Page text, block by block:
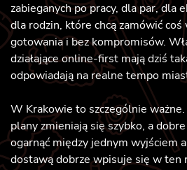
zabieganych po pracy, dla par, dla
dla rodzin, które chcą zamówić
gotowania i bez kompromisów.
działające online-first mają dziś
odpowiadają na realne tempo
W Krakowie to szczególnie
plany zmieniają się szybko, a
ogarnąć między jednym wyjściem
dostawą dobrze wpisuje się w ten